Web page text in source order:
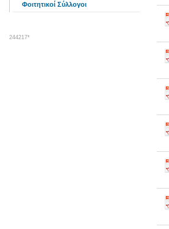
Φοιτητικοί Σύλλογοι
244217*